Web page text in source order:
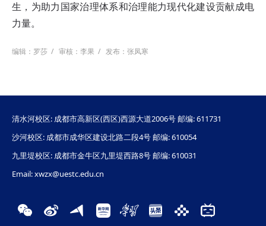
生，为助力国家治理体系和治理能力现代化建设贡献成电
力量。
编辑：罗莎 / 审核：李果 / 发布：张凤寒
清水河校区: 成都市高新区(西区)西源大道2006号 邮编: 611731
沙河校区: 成都市成华区建设北路二段4号 邮编: 610054
九里堤校区: 成都市金牛区九里堤西路8号 邮编: 610031
Email: xwzx@uestc.edu.cn